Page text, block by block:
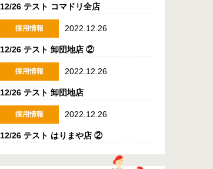
12/26 テスト コマドリ全店
採用情報 2022.12.26
12/26 テスト 卸団地店 ②
採用情報 2022.12.26
12/26 テスト 卸団地店
採用情報 2022.12.26
12/26 テスト はりまや店 ②